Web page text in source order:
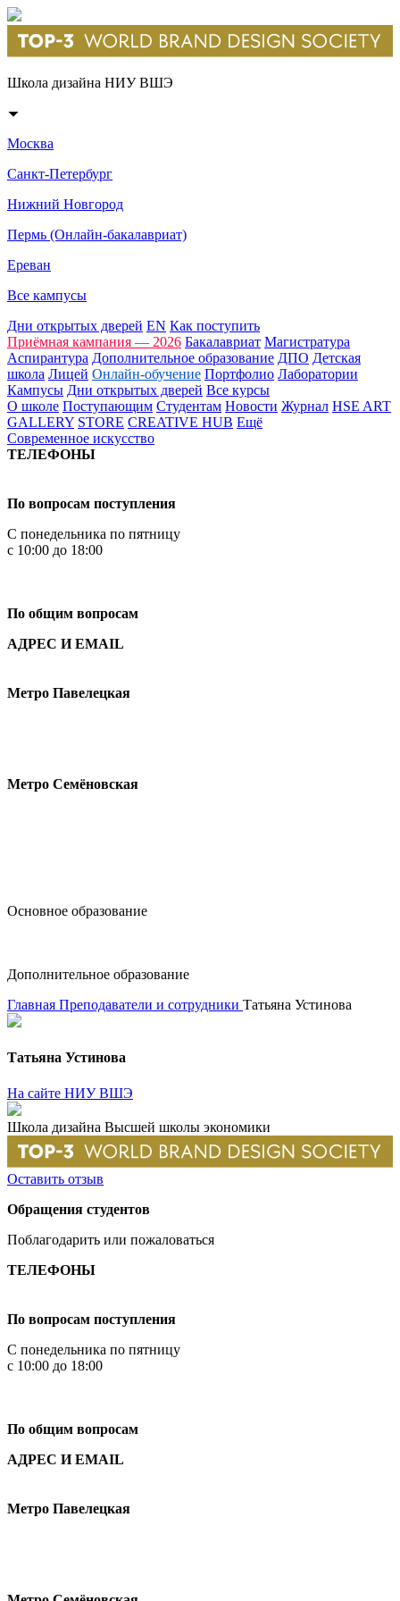
Школа дизайна НИУ ВШЭ
Москва
Санкт-Петербург
Нижний Новгород
Пермь (Онлайн-бакалавриат)
Ереван
Все кампусы
Дни открытых дверей EN Как поступить
Приёмная кампания — 2026 Бакалавриат Магистратура
Аспирантура Дополнительное образование ДПО Детская
школа Лицей Онлайн-обучение Портфолио Лаборатории
Кампусы Дни открытых дверей Все курсы
О школе Поступающим Студентам Новости Журнал HSE ART
GALLERY STORE CREATIVE HUB Ещё
Современное искусство
ТЕЛЕФОНЫ
По вопросам поступления
С понедельника по пятницу
с 10:00 до 18:00
По общим вопросам
АДРЕС И EMAIL
Метро Павелецкая
Метро Семёновская
Основное образование
Дополнительное образование
Главная Преподаватели и сотрудники Татьяна Устинова
Татьяна Устинова
На сайте НИУ ВШЭ
Школа дизайна Высшей школы экономики
Оставить отзыв
Обращения студентов
Поблагодарить или пожаловаться
ТЕЛЕФОНЫ
По вопросам поступления
С понедельника по пятницу
с 10:00 до 18:00
По общим вопросам
АДРЕС И EMAIL
Метро Павелецкая